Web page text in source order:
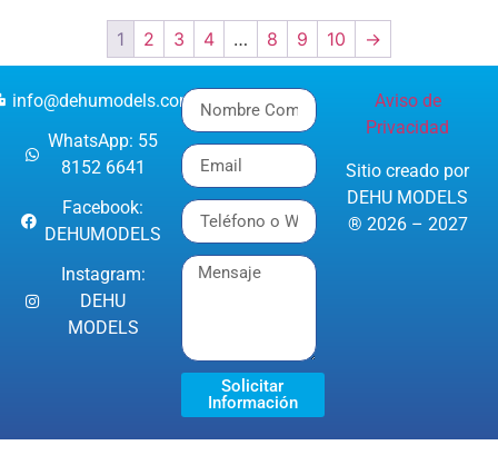
1 2 3 4 … 8 9 10 →
info@dehumodels.com
WhatsApp: 55
8152 6641
Facebook:
DEHUMODELS
Instagram:
DEHU
MODELS
Solicitar
Información
Aviso de
Privacidad
Sitio creado por
DEHU MODELS
® 2026 – 2027